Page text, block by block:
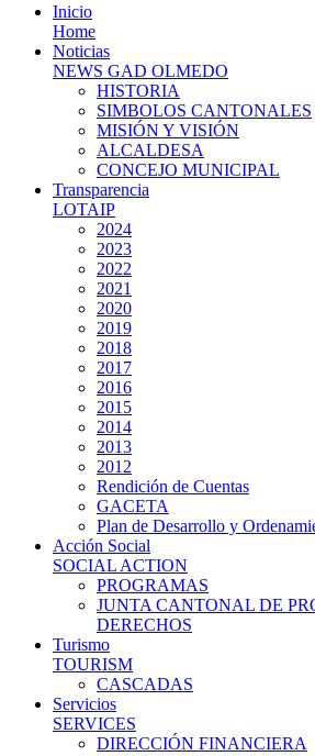
Inicio
Home
Noticias
NEWS GAD OLMEDO
HISTORIA
SIMBOLOS CANTONALES
MISIÓN Y VISIÓN
ALCALDESA
CONCEJO MUNICIPAL
Transparencia
LOTAIP
2024
2023
2022
2021
2020
2019
2018
2017
2016
2015
2014
2013
2012
Rendición de Cuentas
GACETA
Plan de Desarrollo y
Acción Social
SOCIAL ACTION
PROGRAMAS
JUNTA CANTONAL DE
DERECHOS
Turismo
TOURISM
CASCADAS
Servicios
SERVICES
DIRECCIÓN FINANCIERA